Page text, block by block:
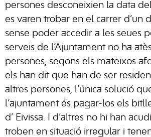
persones desconeixien la data
es varen trobar en el carrer d’un
sense poder accedir a les seues
serveis de l’Ajuntament no ha
persones, segons els mateixos
els han dit que han de ser
altres persones, l’única solució
l’ajuntament és pagar-los els
d’ Eivissa. I d’altres no hi han
troben en situació irregular i